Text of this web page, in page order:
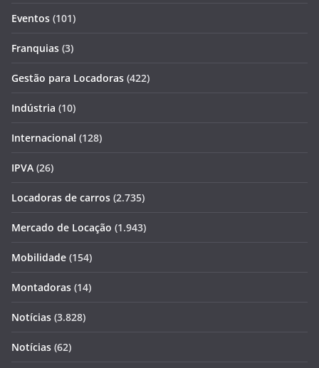
Eventos (101)
Franquias (3)
Gestão para Locadoras (422)
Indústria (10)
Internacional (128)
IPVA (26)
Locadoras de carros (2.735)
Mercado de Locação (1.943)
Mobilidade (154)
Montadoras (14)
Notícias (3.828)
Notícias (62)